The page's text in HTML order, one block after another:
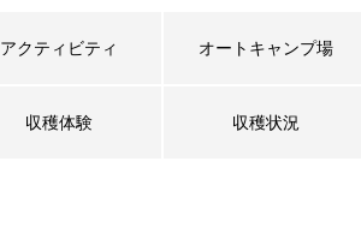
アクティビティ オートキャンプ場
収穫体験 収穫状況